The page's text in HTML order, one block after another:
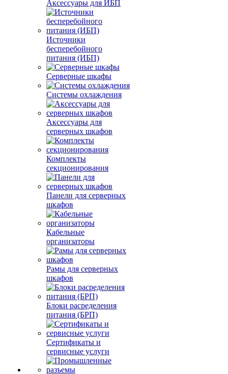
Аксессуары для ИБП
Источники
бесперебойного
питания (ИБП)
Серверные шкафы
Системы охлаждения
Аксессуары для
серверных шкафов
Комплекты
секционирования
Панели для серверных
шкафов
Кабельные
организаторы
Рамы для серверных
шкафов
Блоки расределения
питания (БРП)
Сертификаты и
сервисные услуги